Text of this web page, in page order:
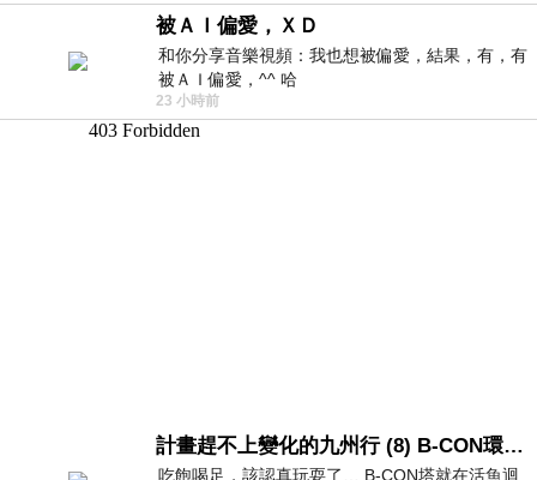
被ＡＩ偏愛，ＸＤ
和你分享音樂視頻：我也想被偏愛，結果，有，有
被ＡＩ偏愛，^^ 哈
23 小時前
計畫趕不上變化的九州行 (8) B-CON環球塔
吃飽喝足，該認真玩耍了… B-CON塔就在活魚迴